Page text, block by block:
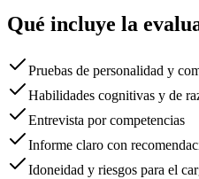
Qué incluye la
Pruebas de personalidad y
Habilidades cognitivas y de
Entrevista por competencias
Informe claro con
Idoneidad y riesgos para el